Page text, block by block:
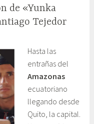
de «Yunka
Tejedor
Hasta las
entrañas del
Amazonas
ecuatoriano
llegando desde
Quito, la capital.